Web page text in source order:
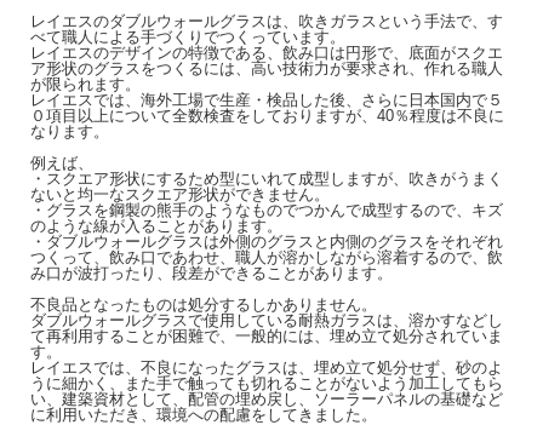
レイエスのダブルウォールグラスは、吹きガラスという手法で、す
べて職人による手づくりでつくっています。
レイエスのデザインの特徴である、飲み口は円形で、底面がスクエ
ア形状のグラスをつくるには、高い技術力が要求され、作れる職人
が限られます。
レイエスでは、海外工場で生産・検品した後、さらに日本国内で５
０項目以上について全数検査をしておりますが、40％程度は不良に
なります。
例えば、
・スクエア形状にするため型にいれて成型しますが、吹きがうまく
ないと均一なスクエア形状ができません。
・グラスを鋼製の熊手のようなものでつかんで成型するので、キズ
のような線が入ることがあります。
・ダブルウォールグラスは外側のグラスと内側のグラスをそれぞれ
つくって、飲み口であわせ、職人が溶かしながら溶着するので、飲
み口が波打ったり、段差ができることがあります。
不良品となったものは処分するしかありません。
ダブルウォールグラスで使用している耐熱ガラスは、溶かすなどし
て再利用することが困難で、一般的には、埋め立て処分されていま
す。
レイエスでは、不良になったグラスは、埋め立て処分せず、砂のよ
うに細かく、また手で触っても切れることがないよう加工してもら
い、建築資材として、配管の埋め戻し、ソーラーパネルの基礎など
に利用いただき、環境への配慮をしてきました。